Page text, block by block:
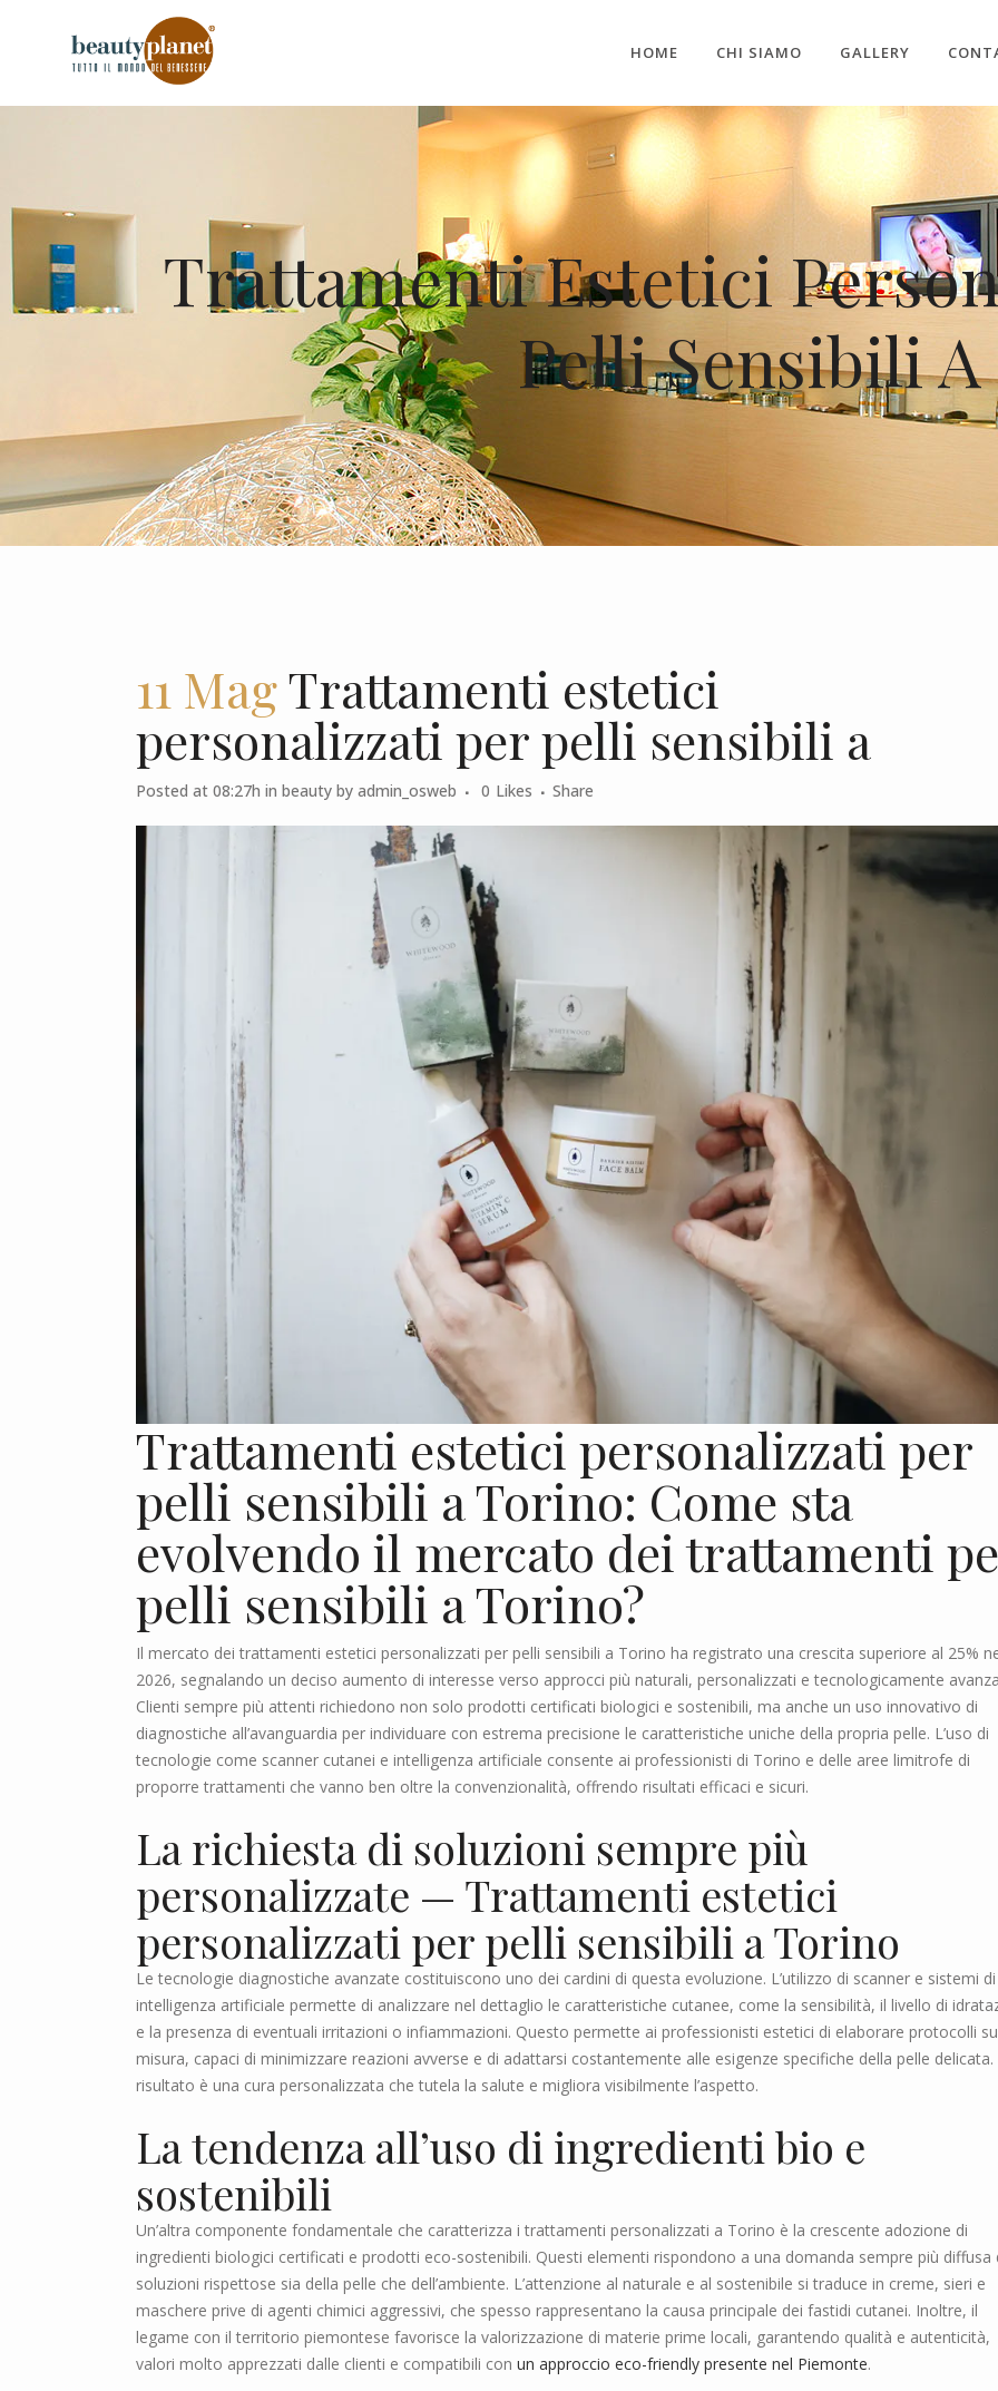
HOME CHI SIAMO GALLERY
Trattamenti Estetici
Pelli Sensibili A
11 MagTrattamenti estetici
personalizzati per pelli sensibili a
Posted at 08:27h in beauty by admin_osweb 0 Likes Share
Trattamenti estetici personalizzati per
pelli sensibili a Torino: Come sta
evolvendo il mercato dei trattamenti
pelli sensibili a Torino?
Il mercato dei trattamenti estetici personalizzati per pelli sensibili a Torino ha registrato una crescita superiore al 25%
2026, segnalando un deciso aumento di interesse verso approcci più naturali, personalizzati e tecnologicamente
Clienti sempre più attenti richiedono non solo prodotti certificati biologici e sostenibili, ma anche un uso innovativo di
diagnostiche all’avanguardia per individuare con estrema precisione le caratteristiche uniche della propria pelle. L’uso di
tecnologie come scanner cutanei e intelligenza artificiale consente ai professionisti di Torino e delle aree limitrofe di
proporre trattamenti che vanno ben oltre la convenzionalità, offrendo risultati efficaci e sicuri.
La richiesta di soluzioni sempre più
personalizzate — Trattamenti estetici
personalizzati per pelli sensibili a Torino
Le tecnologie diagnostiche avanzate costituiscono uno dei cardini di questa evoluzione. L’utilizzo di scanner e sistemi di
intelligenza artificiale permette di analizzare nel dettaglio le caratteristiche cutanee, come la sensibilità, il livello di
e la presenza di eventuali irritazioni o infiammazioni. Questo permette ai professionisti estetici di elaborare protocolli su
misura, capaci di minimizzare reazioni avverse e di adattarsi costantemente alle esigenze specifiche della pelle delicata.
risultato è una cura personalizzata che tutela la salute e migliora visibilmente l’aspetto.
La tendenza all’uso di ingredienti bio e
sostenibili
Un’altra componente fondamentale che caratterizza i trattamenti personalizzati a Torino è la crescente adozione di
ingredienti biologici certificati e prodotti eco-sostenibili. Questi elementi rispondono a una domanda sempre più diffusa
soluzioni rispettose sia della pelle che dell’ambiente. L’attenzione al naturale e al sostenibile si traduce in creme, sieri e
maschere prive di agenti chimici aggressivi, che spesso rappresentano la causa principale dei fastidi cutanei. Inoltre, il
legame con il territorio piemontese favorisce la valorizzazione di materie prime locali, garantendo qualità e autenticità,
valori molto apprezzati dalle clienti e compatibili con un approccio eco-friendly presente nel Piemonte.